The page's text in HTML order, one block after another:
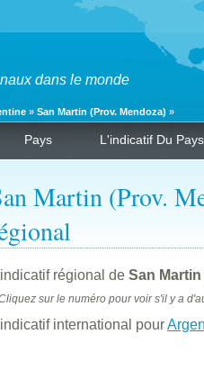
dans le monde
» San Martin (Prov. Mendoza) »
Pays L'indicatif Du Pays
Martin (Prov.
régional de San
sur le numéro pour voir s'il y a
international pour